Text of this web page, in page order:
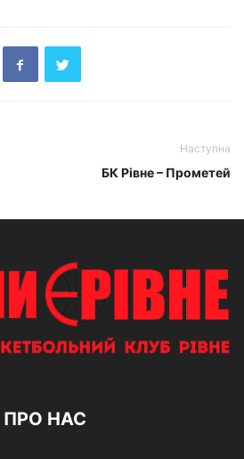
Наступна
БК Рівне – Прометей
ПРО НАС